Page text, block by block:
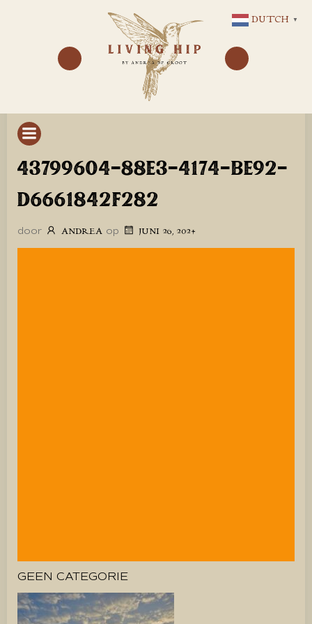
NAAR
DE
INHOUD
43799604-88E3-4174-BE92-
D6661842F282
door ANDREA op JUNI 26, 2024
GEEN CATEGORIE
DUTCH ▼